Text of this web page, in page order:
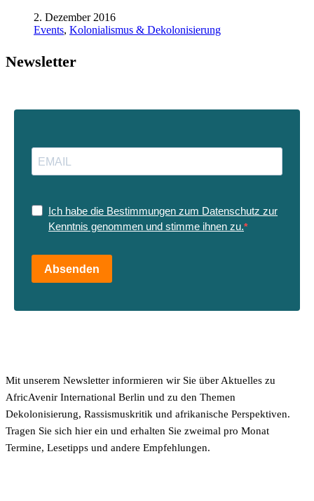
2. Dezember 2016
Events, Kolonialismus & Dekolonisierung
Newsletter
Ich habe die Bestimmungen zum Datenschutz zur
Kenntnis genommen und stimme ihnen zu.
Absenden
Mit unserem Newsletter informieren wir Sie über Aktuelles zu
AfricAvenir International Berlin und zu den Themen
Dekolonisierung, Rassismuskritik und afrikanische Perspektiven.
Tragen Sie sich hier ein und erhalten Sie zweimal pro Monat
Termine, Lesetipps und andere Empfehlungen.